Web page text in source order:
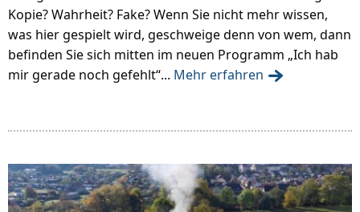
Kopie? Wahrheit? Fake? Wenn Sie nicht mehr wissen,
was hier gespielt wird, geschweige denn von wem, dann
befinden Sie sich mitten im neuen Programm „Ich hab
mir gerade noch gefehlt“... Mehr erfahren